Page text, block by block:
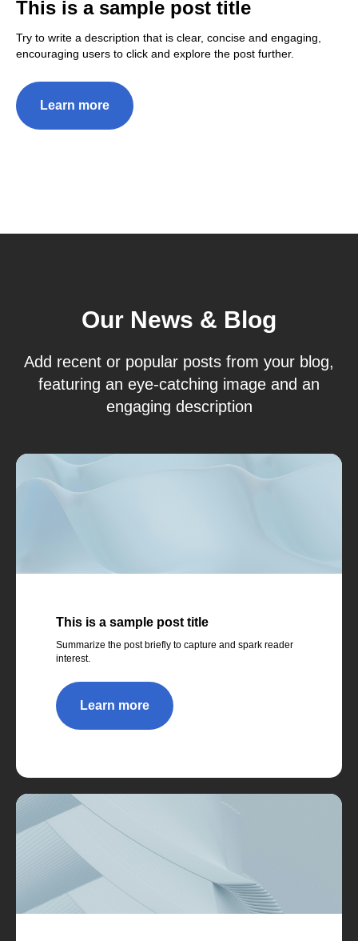
This is a sample post title
Try to write a description that is clear, concise and engaging,
encouraging users to click and explore the post further.
Learn more
Our News & Blog
Add recent or popular posts from your blog,
featuring an eye-catching image and an
engaging description
This is a sample post title
Summarize the post briefly to capture and spark reader
interest.
Learn more